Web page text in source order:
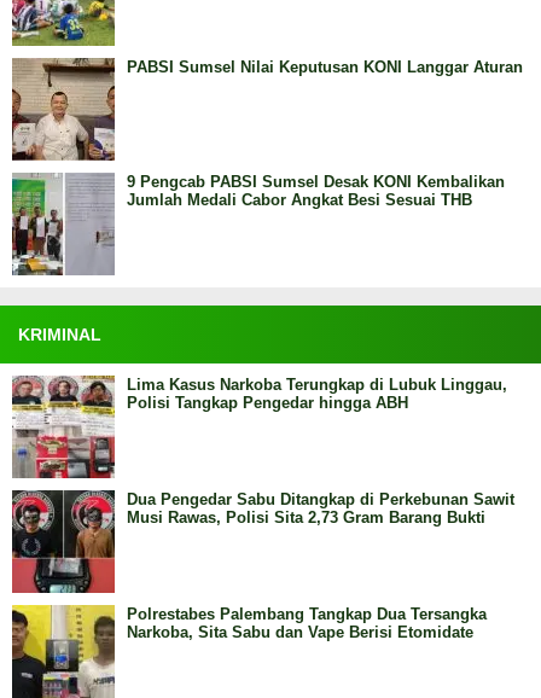
PABSI Sumsel Nilai Keputusan KONI Langgar Aturan
9 Pengcab PABSI Sumsel Desak KONI Kembalikan
Jumlah Medali Cabor Angkat Besi Sesuai THB
KRIMINAL
Lima Kasus Narkoba Terungkap di Lubuk Linggau,
Polisi Tangkap Pengedar hingga ABH
Dua Pengedar Sabu Ditangkap di Perkebunan Sawit
Musi Rawas, Polisi Sita 2,73 Gram Barang Bukti
Polrestabes Palembang Tangkap Dua Tersangka
Narkoba, Sita Sabu dan Vape Berisi Etomidate